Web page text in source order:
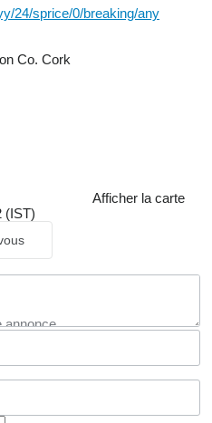
24/sprice/0/breaking/any
Co. Cork
Afficher la carte
(IST)